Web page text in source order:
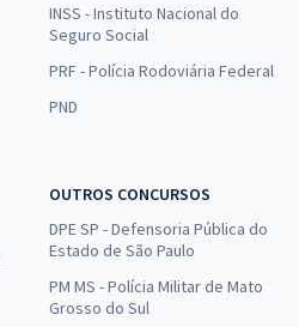
INSS - Instituto Nacional do
Seguro Social
PRF - Polícia Rodoviária Federal
PND
OUTROS CONCURSOS
DPE SP - Defensoria Pública do
Estado de São Paulo
PM MS - Polícia Militar de Mato
Grosso do Sul